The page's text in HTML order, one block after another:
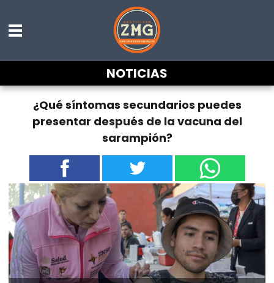
NOTICIAS
¿Qué síntomas secundarios puedes
presentar después de la vacuna del
sarampión?